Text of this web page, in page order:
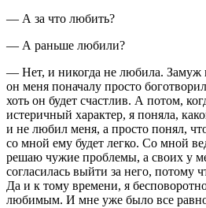
— А за что любить?
— А раньше любили?
— Нет, и никогда не любила. Замуж
он меня поначалу просто
хоть он будет счастлив. А потом,
истеричный характер, я поняла,
и не любил меня, а просто понял,
со мной ему будет легко. Со мной
решаю чужие проблемы, а своих у
согласилась выйти за него, потому
Да и к тому времени, я
любимым. И мне уже было все